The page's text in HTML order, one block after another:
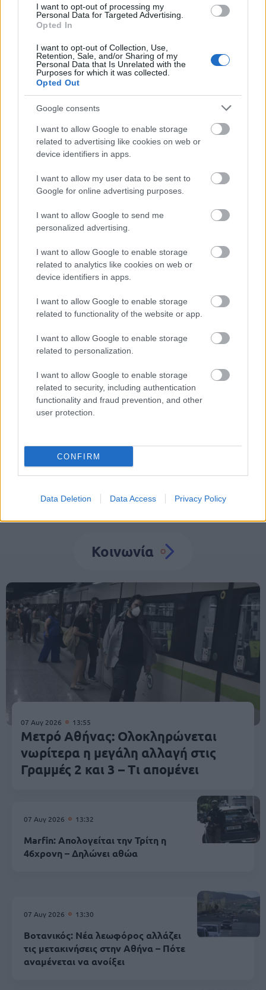
I want to opt-out of processing my
Personal Data for Targeted Advertising.
Opted In
I want to opt-out of Collection, Use,
Retention, Sale, and/or Sharing of my
Personal Data that Is Unrelated with the
Purposes for which it was collected.
Opted Out
Google consents
I want to allow Google to enable storage
related to advertising like cookies on web or
device identifiers in apps.
I want to allow my user data to be sent to
Google for online advertising purposes.
I want to allow Google to send me
personalized advertising.
I want to allow Google to enable storage
related to analytics like cookies on web or
device identifiers in apps.
I want to allow Google to enable storage
related to functionality of the website or app.
I want to allow Google to enable storage
related to personalization.
I want to allow Google to enable storage
related to security, including authentication
functionality and fraud prevention, and other
user protection.
CONFIRM
Data Deletion Data Access Privacy Policy
Δημοφιλείς Ειδήσεις
Ανοικτές 1.779 θέσεις εργασίας στο
Δημόσιο (χωρίς πτυχίο)
ΥΠΕΣ: Προγραμματισμός προσλήψεων
2027 - Παρατείνεται το Β' Στάδιο
30.000 ονόματα στην α' φάση
Προσλήψεις στο Εθνικό Θέατρο για
απόφοιτους λυκείου - Τα απαραίτητα
προσόντα
Κοινωνία
07 Αυγ 2026 13:55
Μετρό Αθήνας: Ολοκληρώνεται
νωρίτερα η μεγάλη αλλαγή στις
Γραμμές 2 και 3 – Τι απομένει
07 Αυγ 2026 13:32
Marfin: Απολογείται την Τρίτη η
46χρονη – Δηλώνει αθώα
07 Αυγ 2026 13:30
Βοτανικός: Νέα λεωφόρος αλλάζει
τις μετακινήσεις στην Αθήνα – Πότε
αναμένεται να ανοίξει